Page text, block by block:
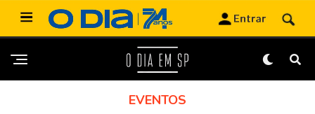
EVENTOS